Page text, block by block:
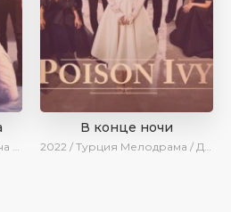
В конце ночи
2022 / Турция Мелодрама / Драма / AveTurk